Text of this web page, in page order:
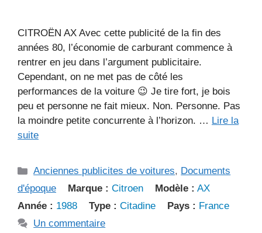
CITROËN AX Avec cette publicité de la fin des
années 80, l’économie de carburant commence à
rentrer en jeu dans l’argument publicitaire.
Cependant, on ne met pas de côté les
performances de la voiture 😉 Je tire fort, je bois
peu et personne ne fait mieux. Non. Personne. Pas
la moindre petite concurrente à l’horizon. … Lire la
suite
Catégories
Anciennes publicites de voitures, Documents
d'époque
Marque : Citroen Modèle : AX
Année : 1988 Type : Citadine Pays : France
Un commentaire